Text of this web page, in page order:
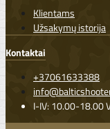
Klientams
Užsakymų istorija
Kontaktai
+37061633388
I-IV: 10.00-18.00